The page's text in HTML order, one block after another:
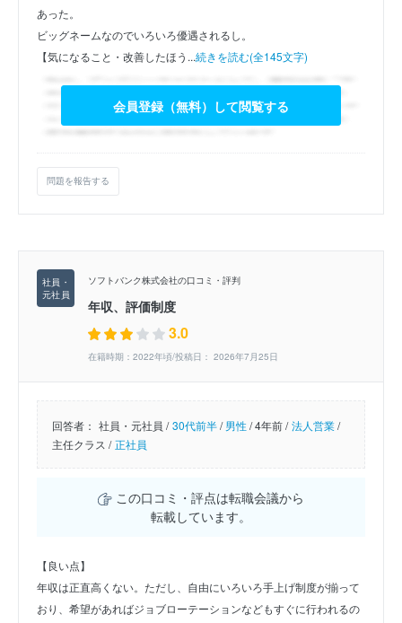
あった。
ビッグネームなのでいろいろ優遇されるし。
【気になること・改善したほう...続きを読む(全145文字)
会員登録（無料）して閲覧する
問題を報告する
ソフトバンク株式会社の口コミ・評判
年収、評価制度
3.0
在籍時期：2022年頃/投稿日： 2026年7月25日
回答者： 社員・元社員 / 30代前半/男性/4年前 / 法人営業/
主任クラス / 正社員
この口コミ・評点は転職会議から
転載しています。
【良い点】
年収は正直高くない。ただし、自由にいろいろ手上げ制度が揃って
おり、希望があればジョブローテーションなどもすぐに行われるの